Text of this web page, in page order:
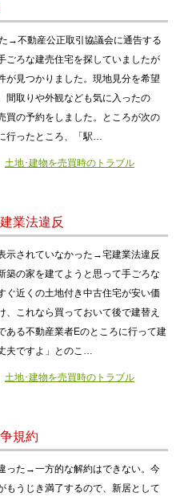
→不動産公正取引協議会に通告する
ごろな建売住宅を探していましたが
が見つかりました。現地見分を希望
間取りや外観なども気に入ったの
買の予約をしました。ところが次の
行ったところ、「駅…
土地･建物を売買時のトラブル
業法違反
示されていなかった→宅建業法違反
築の家を建てようと思って手ごろな
ぐ近くの土地付き中古住宅が安い価
これなら買っておいて後で建替え
ある不動産業者Eのところに行って建
夫ですよ」とのこ…
土地･建物を売買時のトラブル
規約
った→一方的な解約はできない。今
もうじき満了するので、新居として